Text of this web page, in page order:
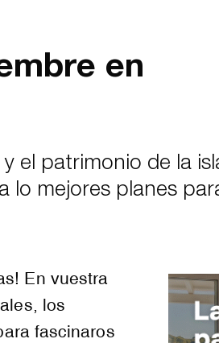
en
el patrimonio de la
lo mejores planes
En vuestra
los
fascinaros